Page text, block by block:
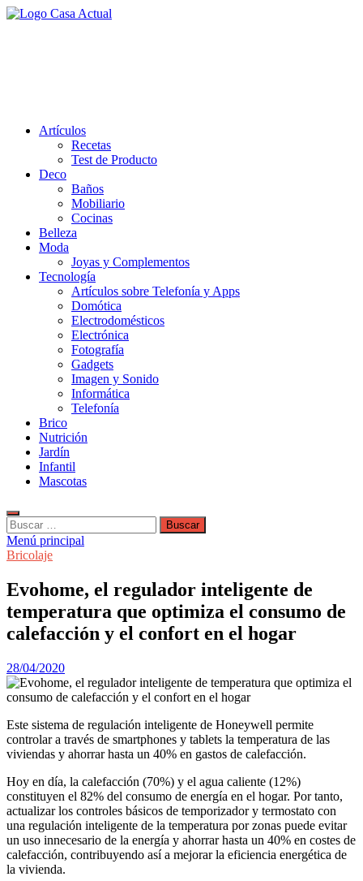
Saltar
Artículos
Recetas
Test de Producto
Deco
Baños
Mobiliario
Cocinas
Belleza
Moda
Joyas y Complementos
Tecnología
Artículos sobre Telefonía y Apps
Domótica
Electrodomésticos
Electrónica
Fotografía
Gadgets
Imagen y Sonido
Informática
Telefonía
Brico
Nutrición
Jardín
Infantil
Mascotas
Buscar:
Menú principal
Bricolaje
Evohome, el regulador inteligente de
temperatura que optimiza el consumo de
calefacción y el confort en el hogar
28/04/2020
Este sistema de regulación inteligente de Honeywell permite
controlar a través de smartphones y tablets la temperatura de las
viviendas y ahorrar hasta un 40% en gastos de calefacción.
Hoy en día, la calefacción (70%) y el agua caliente (12%)
constituyen el 82% del consumo de energía en el hogar. Por tanto,
actualizar los controles básicos de temporizador y termostato con
una regulación inteligente de la temperatura por zonas puede evitar
un uso innecesario de la energía y ahorrar hasta un 40% en costes de
calefacción, contribuyendo así a mejorar la eficiencia energética de
la vivienda.